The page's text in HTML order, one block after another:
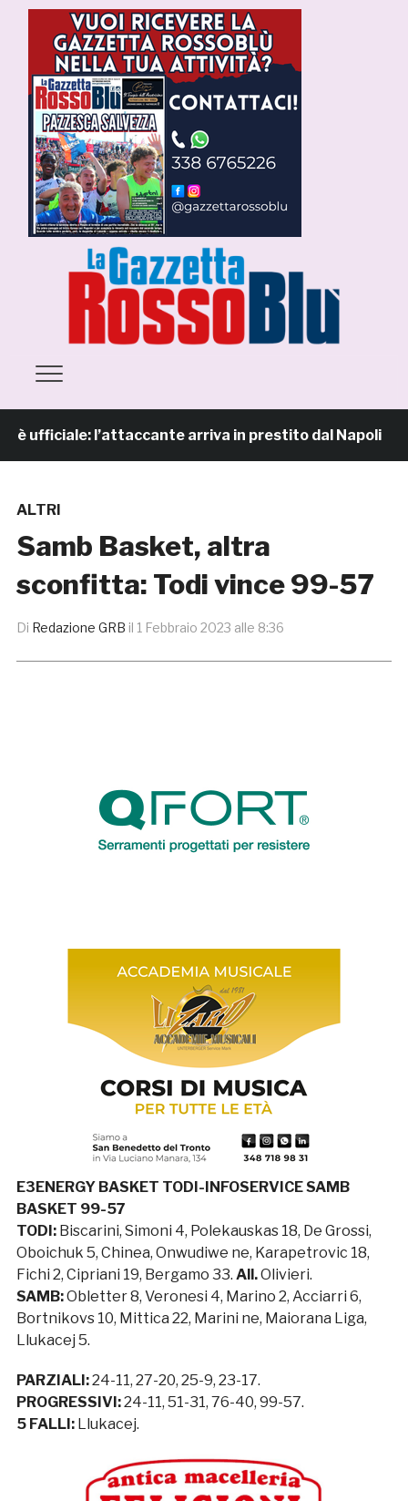
l’attaccante arriva in prestito dal Napoli
ALTRI
Samb Basket, altra
sconfitta: Todi vince 99-57
Di Redazione GRB il 1 Febbraio 2023 alle 8:36
E3ENERGY BASKET TODI-INFOSERVICE SAMB
BASKET 99-57
TODI:Biscarini, Simoni 4, Polekauskas 18, De Grossi,
Oboichuk 5, Chinea, Onwudiwe ne, Karapetrovic 18,
Fichi 2, Cipriani 19, Bergamo 33. All.Olivieri.
SAMB:Obletter 8, Veronesi 4, Marino 2, Acciarri 6,
Bortnikovs 10, Mittica 22, Marini ne, Maiorana Liga,
Llukacej 5.
PARZIALI:24-11, 27-20, 25-9, 23-17.
PROGRESSIVI:24-11, 51-31, 76-40, 99-57.
5 FALLI:Llukacej.